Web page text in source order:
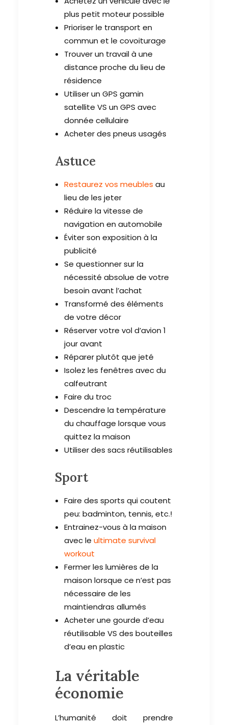
plus petit moteur possible
Prioriser le transport en
commun et le covoiturage
Trouver un travail à une
distance proche du lieu de
résidence
Utiliser un GPS gamin
satellite VS un GPS avec
donnée cellulaire
Acheter des pneus usagés
Astuce
Restaurez vos meubles au
lieu de les jeter
Réduire la vitesse de
navigation en automobile
Éviter son exposition à la
publicité
Se questionner sur la
nécessité absolue de votre
besoin avant l’achat
Transformé des éléments
de votre décor
Réserver votre vol d’avion 1
jour avant
Réparer plutôt que jeté
Isolez les fenêtres avec du
calfeutrant
Faire du troc
Descendre la température
du chauffage lorsque vous
quittez la maison
Utiliser des sacs réutilisables
Sport
Faire des sports qui coutent
peu: badminton, tennis, etc.!
Entrainez-vous à la maison
avec le ultimate survival
workout
Fermer les lumières de la
maison lorsque ce n’est pas
nécessaire de les
maintiendras allumés
Acheter une gourde d’eau
réutilisable VS des bouteilles
d’eau en plastic
La véritable
économie
L’humanité doit prendre